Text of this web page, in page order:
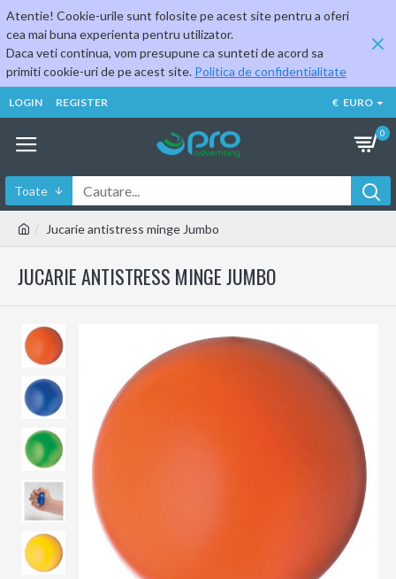
Atentie! Cookie-urile sunt folosite pe acest site pentru a oferi
cea mai buna experienta pentru utilizator.
Daca veti continua, vom presupune ca sunteti de acord sa
primiti cookie-uri de pe acest site. Politica de confidentialitate
LOGIN REGISTER € EURO
0
Toate
Jucarie antistress minge Jumbo
JUCARIE ANTISTRESS MINGE JUMBO